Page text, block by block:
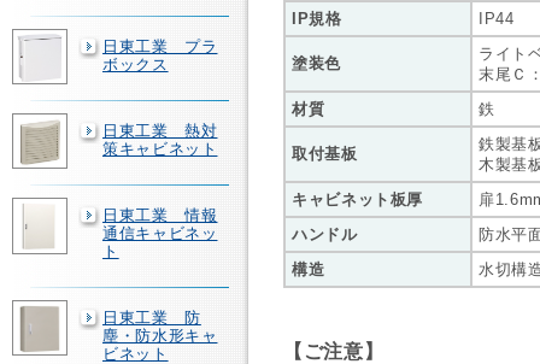
日東工業 プラ
ボックス
日東工業 熱対
策キャビネット
日東工業 情報
通信キャビネッ
ト
日東工業 防
塵・防水形キャ
ビネット
IP規格
IP44
塗装色
ライト
末尾Ｃ
材質
鉄
取付基板
鉄製基
木製基
キャビネット板厚
扉
ハンドル
防水平
構造
水切構
【ご注意】